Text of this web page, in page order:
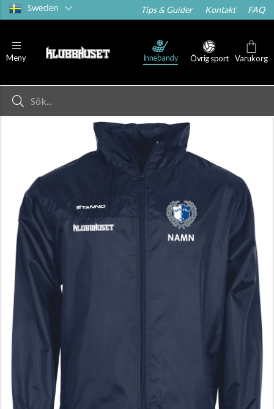
Sweden Tips & Guider Kontakt FAQ
Meny Innebandy Övrig sport Varukorg